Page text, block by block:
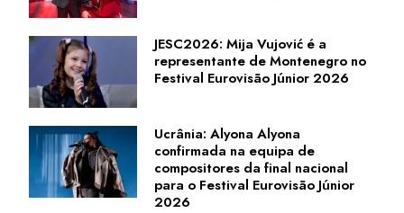
JESC2026: Mija Vujović é a
representante de Montenegro no
Festival Eurovisão Júnior 2026
Ucrânia: Alyona Alyona
confirmada na equipa de
compositores da final nacional
para o Festival Eurovisão Júnior
2026